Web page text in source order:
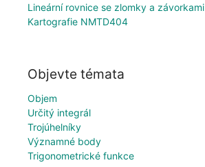
Lineární rovnice se zlomky a závorkami
Kartografie NMTD404
Objevte témata
Objem
Určitý integrál
Trojúhelníky
Významné body
Trigonometrické funkce